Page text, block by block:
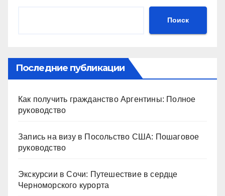
Поиск
Последние публикации
Как получить гражданство Аргентины: Полное
руководство
Запись на визу в Посольство США: Пошаговое
руководство
Экскурсии в Сочи: Путешествие в сердце
Черноморского курорта